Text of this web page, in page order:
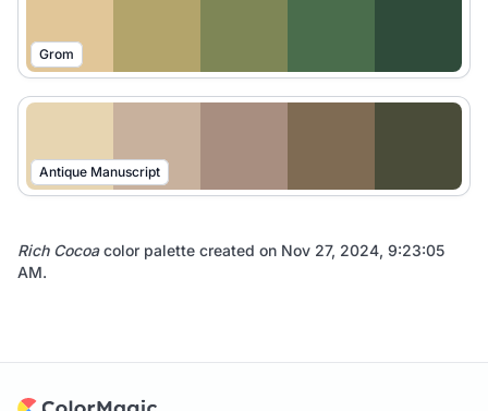
Grom
Antique Manuscript
Rich Cocoacolor palette created on Nov 27, 2024, 9:23:05
AM.